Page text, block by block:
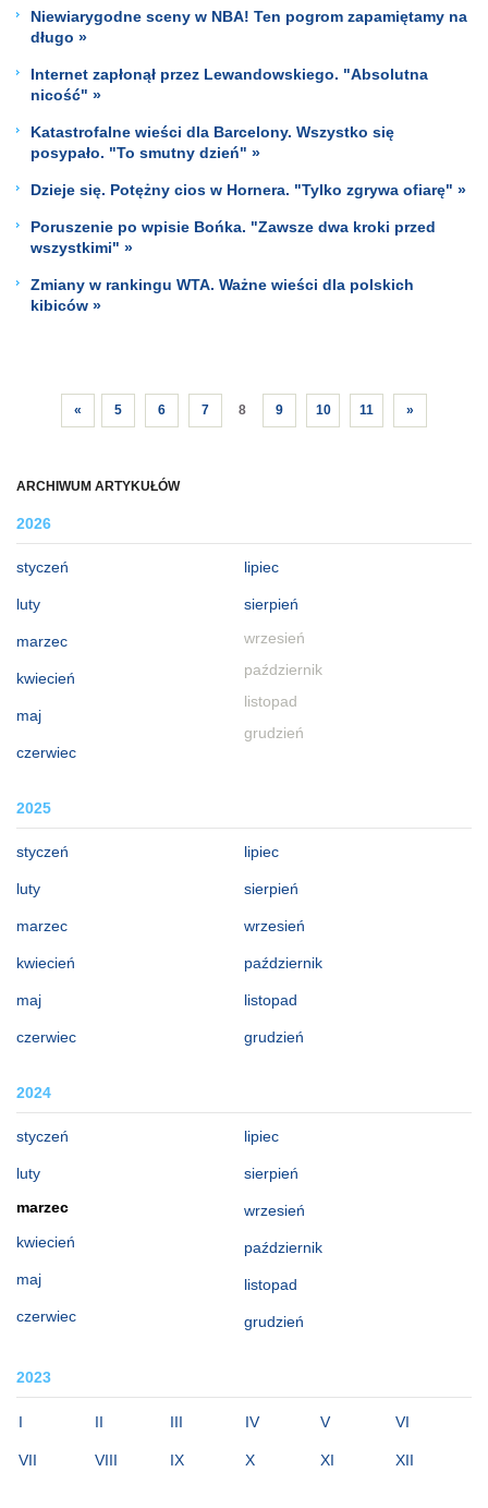
ARCHIWUM ARTYKUŁÓW
2026
styczeń
luty
marzec
kwiecień
maj
czerwiec
lipiec
sierpień
wrzesień
październik
listopad
grudzień
2025
styczeń
luty
marzec
kwiecień
maj
czerwiec
lipiec
sierpień
wrzesień
październik
listopad
grudzień
2024
styczeń
luty
marzec
kwiecień
maj
czerwiec
lipiec
sierpień
wrzesień
październik
listopad
grudzień
2023
I II III IV V VI
VII VIII IX X XI XII
Niewiarygodne sceny w NBA! Ten pogrom zapamiętamy na
długo »
Internet zapłonął przez Lewandowskiego. "Absolutna
nicość" »
Katastrofalne wieści dla Barcelony. Wszystko się
posypało. "To smutny dzień" »
Dzieje się. Potężny cios w Hornera. "Tylko zgrywa ofiarę" »
Poruszenie po wpisie Bońka. "Zawsze dwa kroki przed
wszystkimi" »
Zmiany w rankingu WTA. Ważne wieści dla polskich
kibiców »
« 5 6 7 8 9 10 11 »